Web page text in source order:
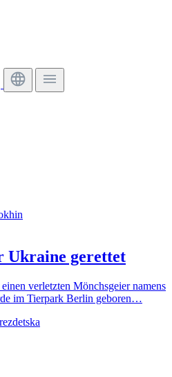
Ukraine gerettet
verletzten Mönchsgeier namens
im Tierpark Berlin geboren…